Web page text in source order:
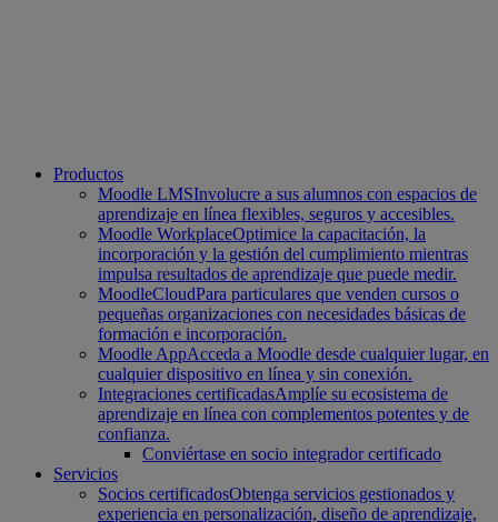
Productos
Moodle LMSInvolucre a sus alumnos con espacios de
aprendizaje en línea flexibles, seguros y accesibles.
Moodle WorkplaceOptimice la capacitación, la
incorporación y la gestión del cumplimiento mientras
impulsa resultados de aprendizaje que puede medir.
MoodleCloudPara particulares que venden cursos o
pequeñas organizaciones con necesidades básicas de
formación e incorporación.
Moodle AppAcceda a Moodle desde cualquier lugar, en
cualquier dispositivo en línea y sin conexión.
Integraciones certificadasAmplíe su ecosistema de
aprendizaje en línea con complementos potentes y de
confianza.
Conviértase en socio integrador certificado
Servicios
Socios certificadosObtenga servicios gestionados y
experiencia en personalización, diseño de aprendizaje,